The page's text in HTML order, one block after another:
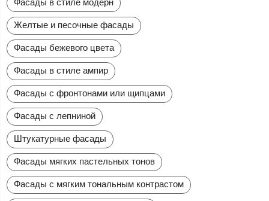
Фасады в стиле модерн
Желтые и песочные фасады
Фасады бежевого цвета
Фасады в стиле ампир
Фасады с фронтонами или щипцами
Фасады с лепниной
Штукатурные фасады
Фасады мягких пастельных тонов
Фасады с мягким тональным контрастом